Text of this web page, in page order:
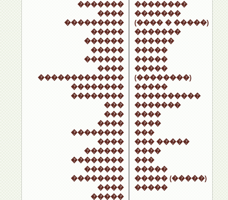
�������
����
���������
�����
������
�����
������
����
�������������
��������
��������
���
���
����
��������
����
������
��������
������
��������
����
�����
��������
�������
(���� � �����)
�������
������
�����
�����
�����
(��������)
�����
����������
�������
����
����
���
��� �����
����
���
�����
����� (�����)
�����